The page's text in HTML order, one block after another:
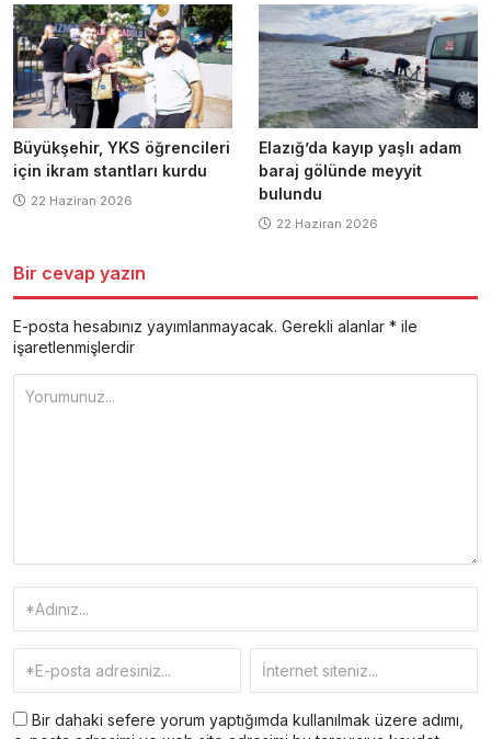
Büyükşehir, YKS öğrencileri
için ikram stantları kurdu
22 Haziran 2026
Elazığ’da kayıp yaşlı adam
baraj gölünde meyyit
bulundu
22 Haziran 2026
Bir cevap yazın
E-posta hesabınız yayımlanmayacak. Gerekli alanlar * ile
işaretlenmişlerdir
Bir dahaki sefere yorum yaptığımda kullanılmak üzere adımı,